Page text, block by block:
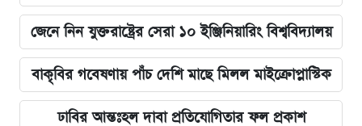
জেনে নিন যুক্তরাষ্ট্রের সেরা ১০ ইঞ্জিনিয়ারিং বিশ্ববিদ্যালয়
বাকৃবির গবেষণায় পাঁচ দেশি মাছে মিলল মাইক্রোপ্লাস্টিক
ঢাবির আন্তঃহল দাবা প্রতিযোগিতার ফল প্রকাশ